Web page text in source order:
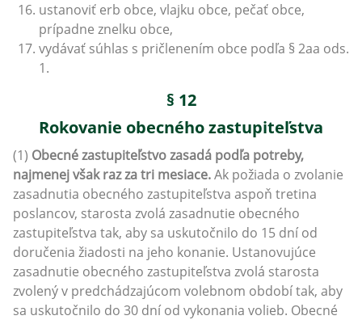
ustanoviť erb obce, vlajku obce, pečať obce,
prípadne znelku obce,
vydávať súhlas s pričlenením obce podľa § 2aa ods.
1.
§ 12
Rokovanie obecného zastupiteľstva
(1) Obecné zastupiteľstvo zasadá podľa potreby,
najmenej však raz za tri mesiace.Ak požiada o zvolanie
zasadnutia obecného zastupiteľstva aspoň tretina
poslancov, starosta zvolá zasadnutie obecného
zastupiteľstva tak, aby sa uskutočnilo do 15 dní od
doručenia žiadosti na jeho konanie. Ustanovujúce
zasadnutie obecného zastupiteľstva zvolá starosta
zvolený v predchádzajúcom volebnom období tak, aby
sa uskutočnilo do 30 dní od vykonania volieb. Obecné